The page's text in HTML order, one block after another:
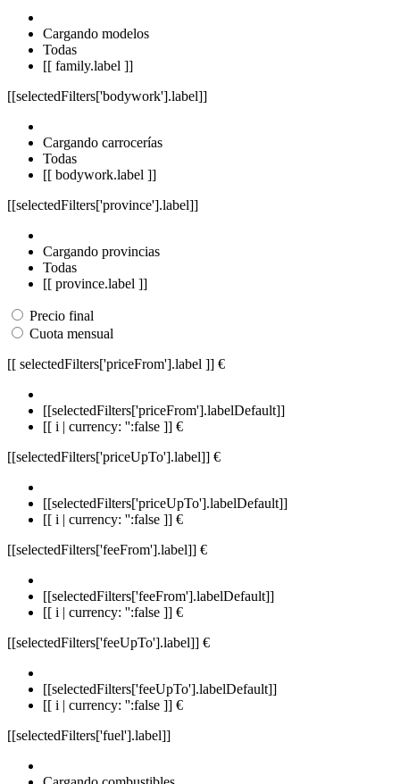
Cargando modelos
Todas
[[ family.label ]]
[[selectedFilters['bodywork'].label]]
Cargando carrocerías
Todas
[[ bodywork.label ]]
[[selectedFilters['province'].label]]
Cargando provincias
Todas
[[ province.label ]]
Precio final
Cuota mensual
[[ selectedFilters['priceFrom'].label ]] €
[[selectedFilters['priceFrom'].labelDefault]]
[[ i | currency: '':false ]] €
[[selectedFilters['priceUpTo'].label]] €
[[selectedFilters['priceUpTo'].labelDefault]]
[[ i | currency: '':false ]] €
[[selectedFilters['feeFrom'].label]] €
[[selectedFilters['feeFrom'].labelDefault]]
[[ i | currency: '':false ]] €
[[selectedFilters['feeUpTo'].label]] €
[[selectedFilters['feeUpTo'].labelDefault]]
[[ i | currency: '':false ]] €
[[selectedFilters['fuel'].label]]